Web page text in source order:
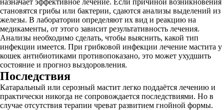
назначает эффективное лечение. Если причиной возникновения
становятся грибы или бактерии, сдаются анализы выделений из
железы. В лаборатории определяют их вид и реакцию на
медикаменты, от этого зависит результативность лечения.
Анализы необходимо сделать, чтобы выяснить, какой тип
инфекции имеется. При грибковой инфекции лечение мастита у
кошек антибиотиками противопоказано, это может ухудшить
состояние и прогноз выздоровления.
Последствия
Катаральный или серозный мастит легко поддаётся лечению и
практически никогда не сопровождается последствиями. Но в
случае отсутствия терапии чреват развитием гнойной формы.